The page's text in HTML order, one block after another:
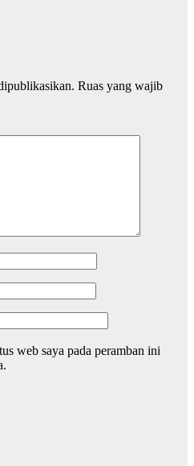
Ruas yang wajib
web saya pada peramban ini